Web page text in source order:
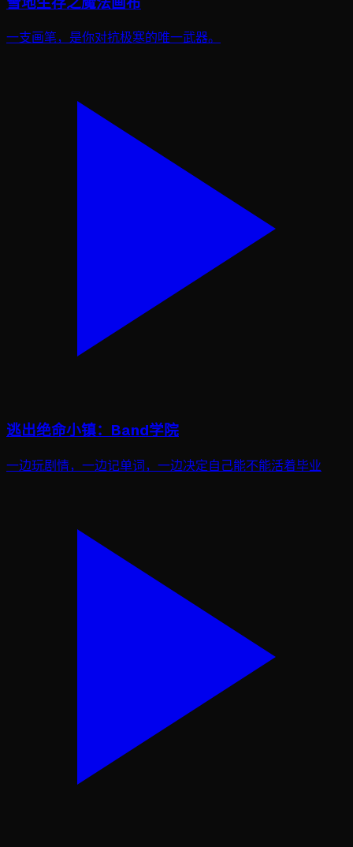
一支画笔，是你对抗极寒的唯一武器。
逃出绝命小镇：Band学院
一边玩剧情，一边记单词，一边决定自己能不能活着毕业